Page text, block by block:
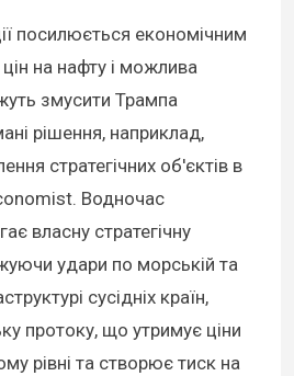
посилюється економічним
на нафту і можлива
змусити Трампа
рішення, наприклад,
стратегічних об'єктів в
Водночас
власну стратегічну
удари по морській та
сусідніх країн,
протоку, що утримує ціни
рівні та створює тиск на